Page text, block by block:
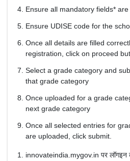
Ensure all mandatory fields*
Ensure UDISE code for the
Once all details are filled
registration, click on proceed
Select a grade category and
that grade category
Once uploaded for a grade
next grade category
Once all selected entries for
are uploaded, click submit.
innovateindia.mygov.in पर